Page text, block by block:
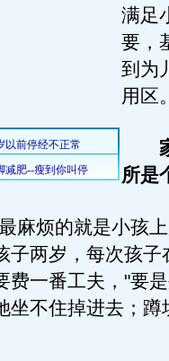
满足
要，
到为
用区
家
所是
烦的就是小孩上
子两岁，每次孩子
费一番工夫，"要
坐不住掉进去；蹲